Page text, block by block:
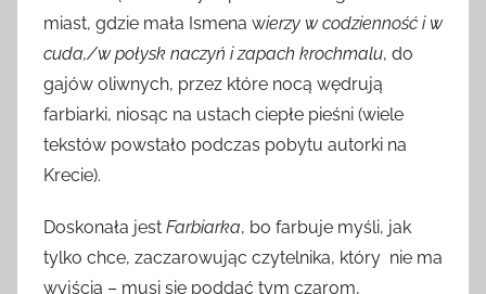
miast, gdzie mała Ismena wierzy w codzienność i w
cuda,/w połysk naczyń i zapach krochmalu, do
gajów oliwnych, przez które nocą wędrują
farbiarki, niosąc na ustach ciepłe pieśni (wiele
tekstów powstało podczas pobytu autorki na
Krecie).
Doskonała jest Farbiarka, bo farbuje myśli, jak
tylko chce, zaczarowując czytelnika, który nie ma
wyjścia – musi się poddać tym czarom,